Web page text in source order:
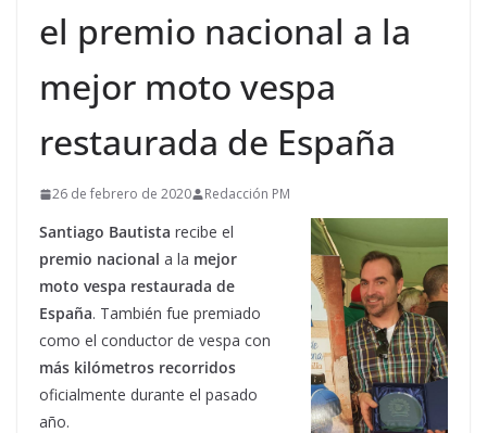
el premio nacional a la
mejor moto vespa
restaurada de España
26 de febrero de 2020 Redacción PM
Santiago Bautista recibe el
premio nacional a la mejor
moto vespa restaurada de
España. También fue premiado
como el conductor de vespa con
más kilómetros recorridos
oficialmente durante el pasado
año.